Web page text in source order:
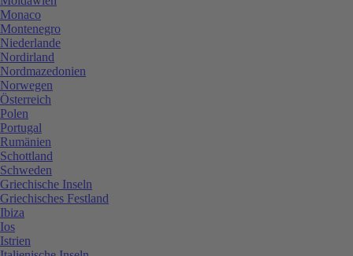
Monaco
Montenegro
Niederlande
Nordirland
Nordmazedonien
Norwegen
Österreich
Polen
Portugal
Rumänien
Schottland
Schweden
Griechische Inseln
Griechisches Festland
Ibiza
Ios
Istrien